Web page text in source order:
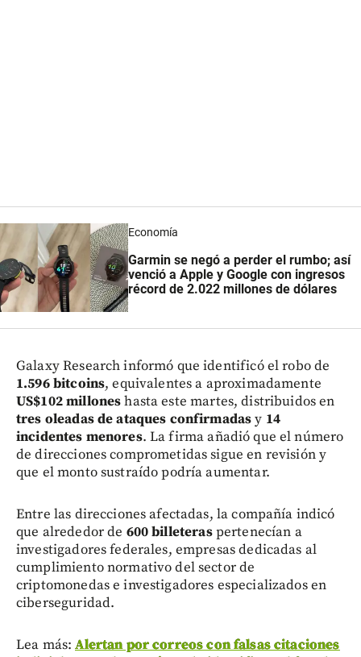
Economía
Garmin se negó a perder el rumbo; así
venció a Apple y Google con ingresos
récord de 2.022 millones de dólares
Galaxy Research informó que identificó el robo de
1.596 bitcoins, equivalentes a aproximadamente
US$102 milloneshasta este martes, distribuidos en
tres oleadas de ataques confirmadasy 14
incidentes menores. La firma añadió que el número
de direcciones comprometidas sigue en revisión y
que el monto sustraído podría aumentar.
Entre las direcciones afectadas, la compañía indicó
que alrededor de 600 billeteraspertenecían a
investigadores federales, empresas dedicadas al
cumplimiento normativo del sector de
criptomonedas e investigadores especializados en
ciberseguridad.
Lea más:Alertan por correos con falsas citaciones